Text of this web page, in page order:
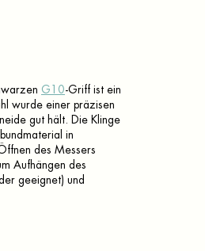
G10-Griff ist ein
wurde einer präzisen
gut hält. Die Klinge
in
des Messers
Aufhängen des
geeignet) und